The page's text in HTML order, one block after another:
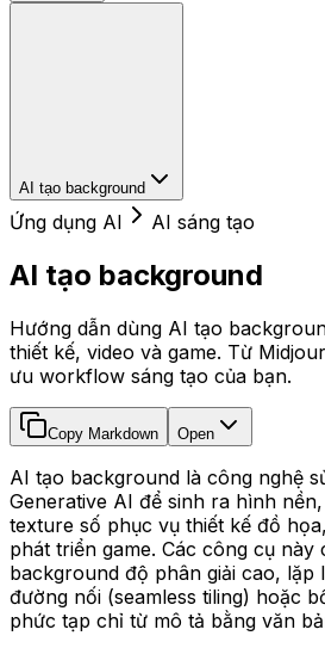
AI tạo background
Ứng dụng AI AI sáng tạo
AI tạo background
Hướng dẫn dùng AI tạo
thiết kế, video và game. Từ
ưu workflow sáng tạo của bạn.
Copy Markdown Open
AI tạo background là công nghệ
Generative AI để sinh ra hình
texture số phục vụ thiết kế đồ
phát triển game. Các công cụ
background độ phân giải cao, lặp
đường nối (seamless tiling) hoặc
phức tạp chỉ từ mô tả bằng văn